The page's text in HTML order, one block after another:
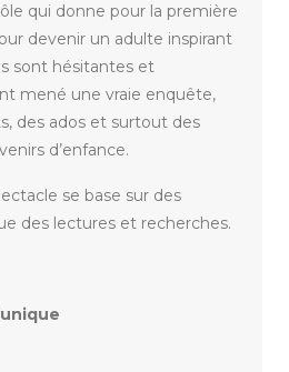
qui donne pour la première
devenir un adulte inspirant
sont hésitantes et
mené une vraie enquête,
des ados et surtout des
d’enfance.
se base sur des
des lectures et recherches.